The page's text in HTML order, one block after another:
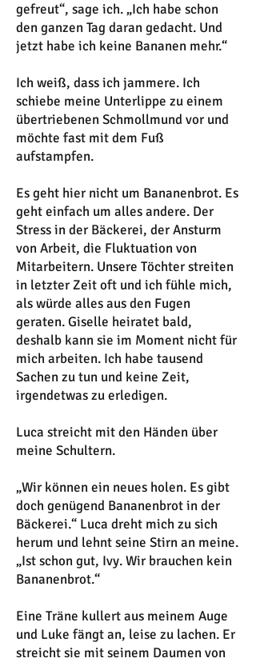
gefreut“, sage ich. „Ich habe schon
den ganzen Tag daran gedacht. Und
jetzt habe ich keine Bananen mehr.“
Ich weiß, dass ich jammere. Ich
schiebe meine Unterlippe zu einem
übertriebenen Schmollmund vor und
möchte fast mit dem Fuß
aufstampfen.
Es geht hier nicht um Bananenbrot. Es
geht einfach um alles andere. Der
Stress in der Bäckerei, der Ansturm
von Arbeit, die Fluktuation von
Mitarbeitern. Unsere Töchter streiten
in letzter Zeit oft und ich fühle mich,
als würde alles aus den Fugen
geraten. Giselle heiratet bald,
deshalb kann sie im Moment nicht für
mich arbeiten. Ich habe tausend
Sachen zu tun und keine Zeit,
irgendetwas zu erledigen.
Luca streicht mit den Händen über
meine Schultern.
„Wir können ein neues holen. Es gibt
doch genügend Bananenbrot in der
Bäckerei.“ Luca dreht mich zu sich
herum und lehnt seine Stirn an meine.
„Ist schon gut, Ivy. Wir brauchen kein
Bananenbrot.“
Eine Träne kullert aus meinem Auge
und Luke fängt an, leise zu lachen. Er
streicht sie mit seinem Daumen von